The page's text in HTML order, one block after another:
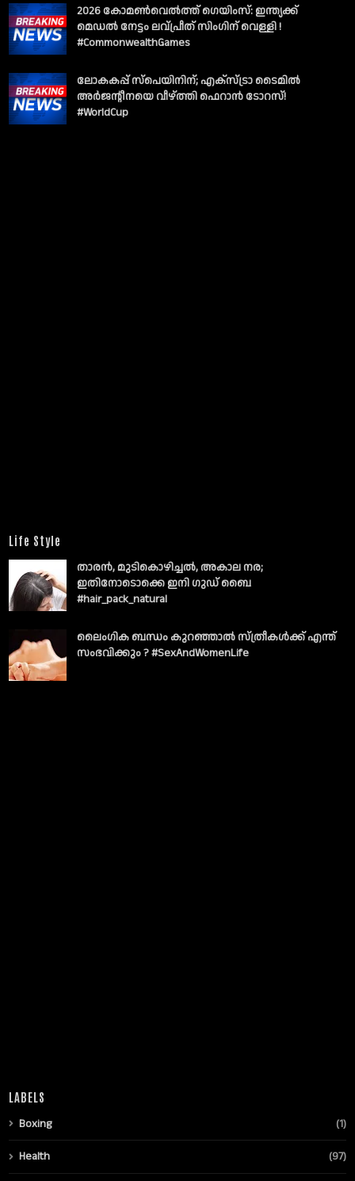
2026 കോമൺവെൽത്ത് ഗെയിംസ്: ഇന്ത്യക്ക്
മെഡൽ നേട്ടം ലവ്പ്രീത് സിംഗിന് വെള്ളി !
#CommonwealthGames
ലോകകപ്പ് സ്പെയിനിന്; എക്സ്ട്രാ ടൈമിൽ
അർജന്റീനയെ വീഴ്ത്തി ഫെറാൻ ടോറസ്!
#WorldCup
Life Style
താരൻ, മുടികൊഴിച്ചൽ, അകാല നര;
ഇതിനോടൊക്കെ ഇനി ഗുഡ് ബൈ
#hair_pack_natural
ലൈംഗിക ബന്ധം കുറഞ്ഞാല്‍ സ്ത്രീകള്‍ക്ക് എന്ത്
സംഭവിക്കും ? #SexAndWomenLife
LABELS
Boxing (1)
Health (97)